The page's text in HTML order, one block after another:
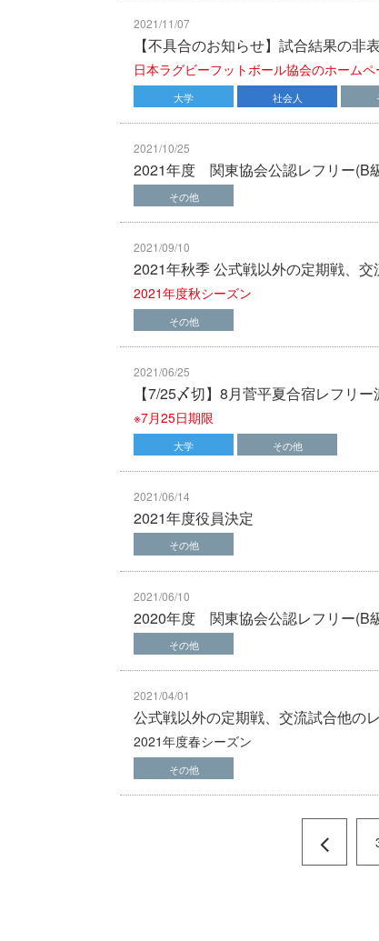
2021/11/07
【不具合のお知らせ】試合結果の非
日本ラグビーフットボール協会のホーム
大学 社会人
2021/10/25
2021年度 関東協会公認レフリー(B
その他
2021/09/10
2021年秋季 公式戦以外の定期戦、
2021年度秋シーズン
その他
2021/06/25
【7/25〆切】8月菅平夏合宿レフリ
※7月25日期限
大学 その他
2021/06/14
2021年度役員決定
その他
2021/06/10
2020年度 関東協会公認レフリー(B
その他
2021/04/01
公式戦以外の定期戦、交流試合他の
2021年度春シーズン
その他